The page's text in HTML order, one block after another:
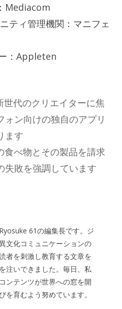
Mediacom
ティ管理機関：マニフェ
：Appleten
代のクリエイターに焦
ォン向けの独自のアプリ
ます
べ物とその製品を請求
失敗を強調しています
61の編集長です。ジ
文化コミュニケーションの
者を刺激し教育する文章を
注いできました。毎日、私
ンテンツが世界への窓を開
を育むよう努めています。